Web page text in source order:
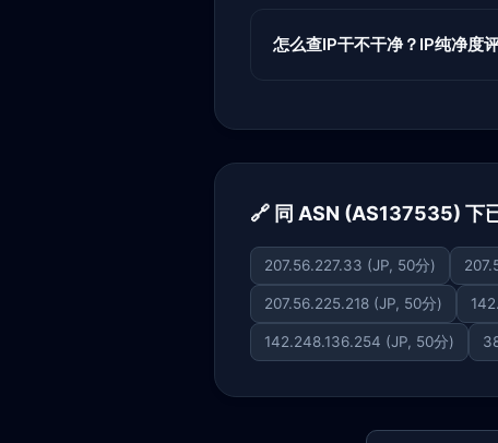
怎么查IP干不干净？IP纯净度
🔗 同 ASN (AS137535) 下
207.56.227.33 (JP, 50分)
207.56.225.218 (JP, 50分)
142.248.136.254 (JP, 50分)